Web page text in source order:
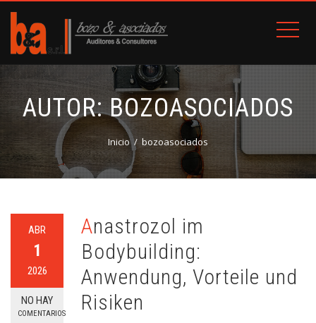
AUTOR:BOZOASOCIADOS
Inicio bozoasociados
ABR
1
2026
NO HAY
COMENTARIOS
Anastrozol im
Bodybuilding:
Anwendung, Vorteile und
Risiken